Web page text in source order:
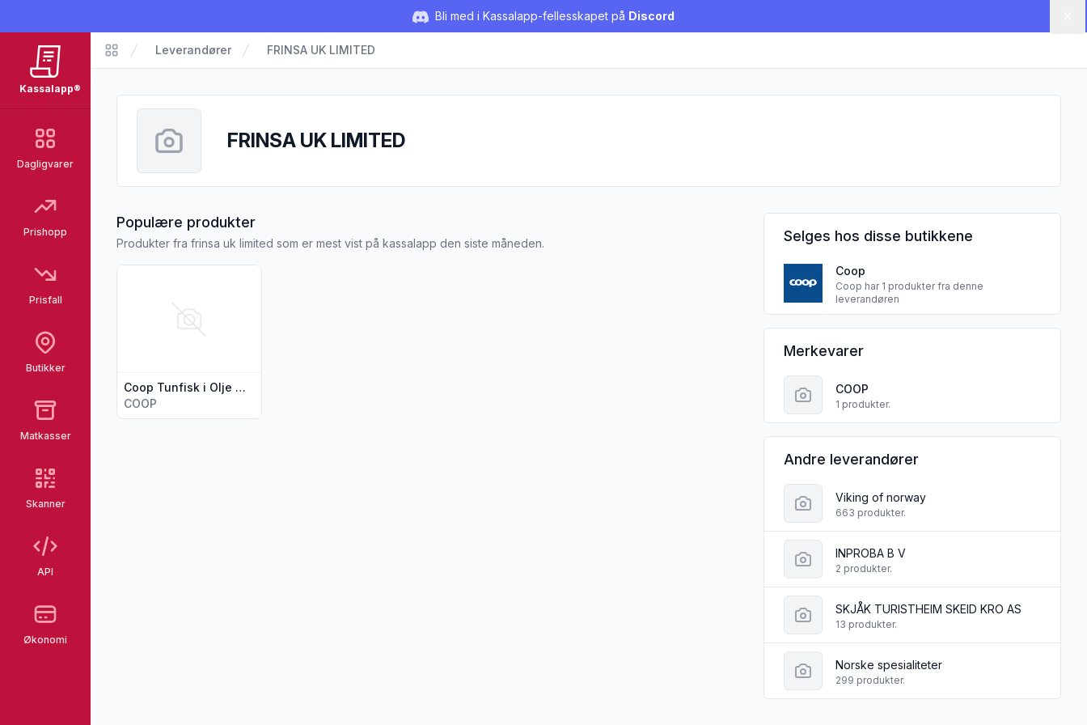
Bli med i Kassalapp-fellesskapet på Discord
Kassalapp®
Dagligvarer
Prishopp
Prisfall
Butikker
Matkasser
Skanner
API
Økonomi
Kassalapp
Leverandører FRINSA UK LIMITED
FRINSA UK LIMITED
Populære produkterfra FRINSA UK LIMITED
Produkter fra frinsa uk limited som er mest vist på kassalapp den siste måneden.
Coop Tunfisk i Olje Msc 160g
COOP
Selges hos disse butikkene
Coop
Coop har 1 produkter fra denne
leverandøren
FRINSA UK LIMITED sine
Merkevarer
COOP
1 produkter.
Andre leverandører
Viking of norway
663 produkter.
INPROBA B V
2 produkter.
SKJÅK TURISTHEIM SKEID KRO AS
13 produkter.
Norske spesialiteter
299 produkter.